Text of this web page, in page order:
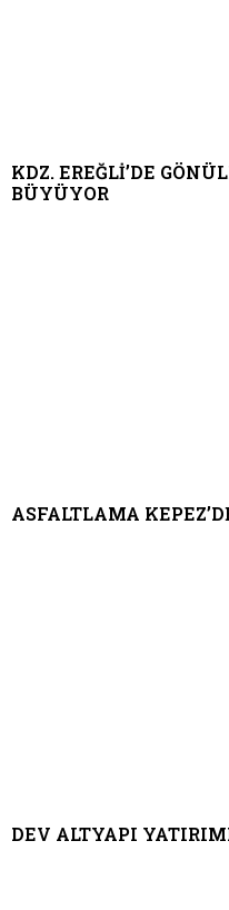
KDZ. EREĞLİ’DE
BÜYÜYOR
ASFALTLAMA
DEV ALTYAPI